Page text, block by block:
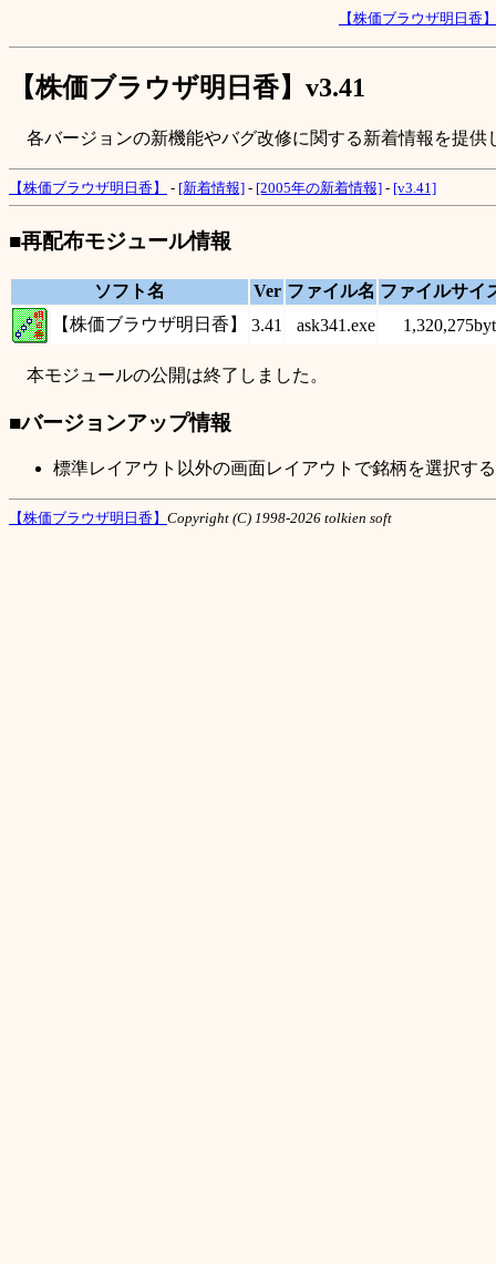
【株価ブラウザ明日香】
【株価ブラウザ明日香】v3.41
各バージョンの新機能やバグ改修に関する新着情報を提供
【株価ブラウザ明日香】 - [新着情報] - [2005年の新着情報] - [v3.41]
■再配布モジュール情報
ソフト名 Ver ファイル名 ファイルサイ
【株価ブラウザ明日香】
3.41 ask341.exe
本モジュールの公開は終了しました。
■バージョンアップ情報
標準レイアウト以外の画面レイアウトで銘柄を選択す
【株価ブラウザ明日香】 Copyright (C) 1998-2026 tolkien soft